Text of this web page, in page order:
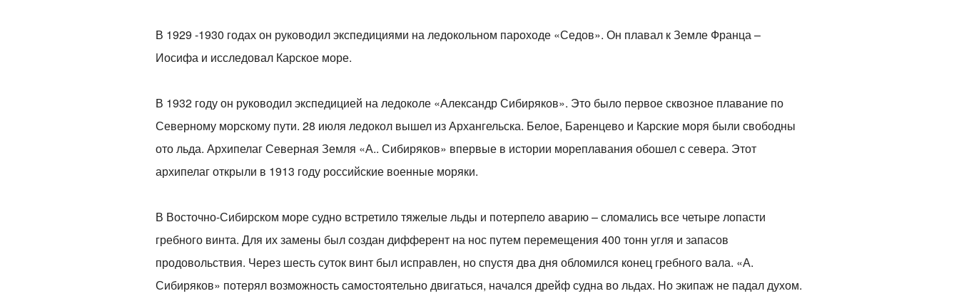
В 1929 -1930 годах он руководил экспедициями на ледокольном пароходе «Седов». Он плавал к Земле Франца –
Иосифа и исследовал Карское море.
В 1932 году он руководил экспедицией на ледоколе «Александр Сибиряков». Это было первое сквозное плавание по
Северному морскому пути. 28 июля ледокол вышел из Архангельска. Белое, Баренцево и Карские моря были свободны
ото льда. Архипелаг Северная Земля «А.. Сибиряков» впервые в истории мореплавания обошел с севера. Этот
архипелаг открыли в 1913 году российские военные моряки.
В Восточно-Сибирском море судно встретило тяжелые льды и потерпело аварию – сломались все четыре лопасти
гребного винта. Для их замены был создан дифферент на нос путем перемещения 400 тонн угля и запасов
продовольствия. Через шесть суток винт был исправлен, но спустя два дня обломился конец гребного вала. «А.
Сибиряков» потерял возможность самостоятельно двигаться, начался дрейф судна во льдах. Но экипаж не падал духом.